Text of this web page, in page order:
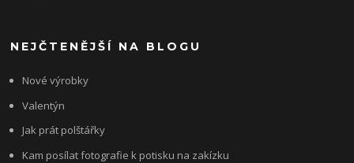
NEJČTENĚJŠÍ NA BLOGU
Nové výrobky
Valentýn
Jak prát polštářky
Kam posílat fotografie k potisku na zakízku